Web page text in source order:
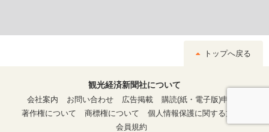
トップへ戻る
観光経済新聞社について
会社案内
お問い合わせ 広告掲載
購読(紙・電子版)申込
著作権について
商標権について
個人情報保護に関する方針
会員規約